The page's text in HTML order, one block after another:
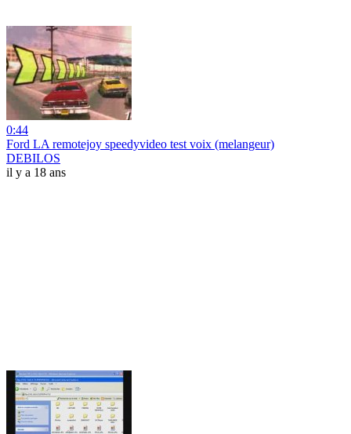
0:44
Ford LA remotejoy speedyvideo test voix (melangeur)
DEBILOS
il y a 18 ans